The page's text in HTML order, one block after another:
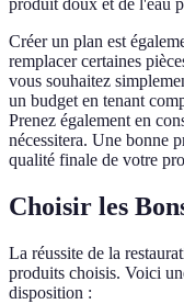
produit doux et de l'eau
Créer un plan est
remplacer certaines
vous souhaitez
un budget en tenant
Prenez également en
nécessitera. Une bonne
qualité finale de votre
Choisir les
La réussite de la
produits choisis. Voici
disposition :